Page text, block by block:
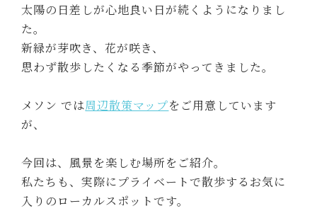
太陽の日差しが心地良い日が続くようになりまし
た。
新緑が芽吹き、花が咲き、
思わず散歩したくなる季節がやってきました。
メソン では周辺散策マップをご用意しています
が、
今回は、風景を楽しむ場所をご紹介。
私たちも、実際にプライベートで散歩するお気に
入りのローカルスポットです。